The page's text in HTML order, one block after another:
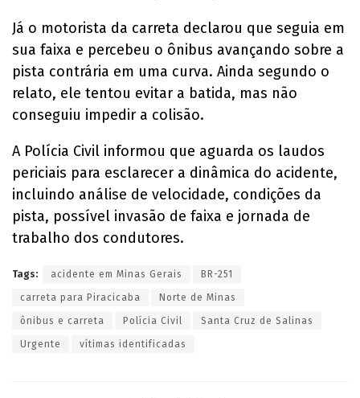
Já o motorista da carreta declarou que seguia em
sua faixa e percebeu o ônibus avançando sobre a
pista contrária em uma curva. Ainda segundo o
relato, ele tentou evitar a batida, mas não
conseguiu impedir a colisão.
A Polícia Civil informou que aguarda os laudos
periciais para esclarecer a dinâmica do acidente,
incluindo análise de velocidade, condições da
pista, possível invasão de faixa e jornada de
trabalho dos condutores.
Tags: acidente em Minas Gerais BR-251
carreta para Piracicaba Norte de Minas
ônibus e carreta Polícia Civil Santa Cruz de Salinas
Urgente vítimas identificadas